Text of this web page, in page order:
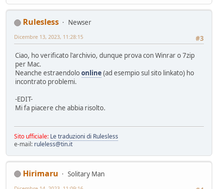
Rulesless
Newser
#3
Dicembre 13, 2023, 11:28:15
Ciao, ho verificato l'archivio, dunque prova con Winrar o 7zip
per Mac.
Neanche estraendoloonline(ad esempio sul sito linkato) ho
incontrato problemi.
-EDIT-
Mi fa piacere che abbia risolto.
Sito ufficiale: Le traduzioni di Rulesless
e-mail: ruleless@tin.it
Hirimaru
Solitary Man